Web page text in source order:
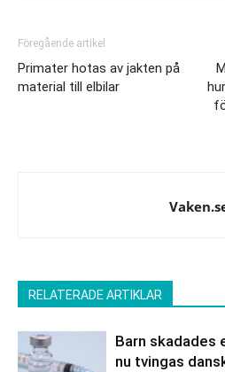
Föregående artikel
Primater hotas av jakten på
material till elbilar
RELATERADE ARTIKLAR
Barn
nu tvingas